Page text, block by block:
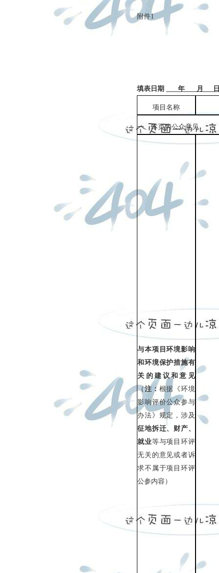
附件1
填表日期 年 月
项目名称
一、本页为公众意见
与本项目环境影响
和环境保护措施有
关的建议和意见
（注： 根据《环境
影响评价公众参与
办法》规定，涉及
征地拆迁、财产、
就业等与项目环评
无关的意见或者诉
求不属于项目环评
公参内容）